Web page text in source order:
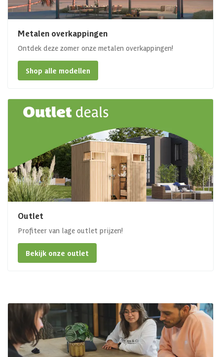
Metalen overkappingen
Ontdek deze zomer onze metalen overkappingen!
Shop alle modellen
Outlet
Profiteer van lage outlet prijzen!
Bekijk onze outlet